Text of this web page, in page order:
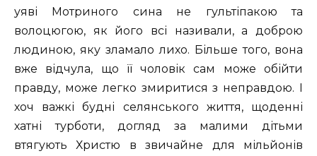
уяві Мотриного сина не гультіпакою та
волоцюгою, як його всі називали, а доброю
людиною, яку зламало лихо. Більше того, вона
вже відчула, що її чоловік сам може обійти
правду, може легко змиритися з неправдою. І
хоч важкі будні селянського життя, щоденні
хатні турботи, догляд за малими дітьми
втягують Христю в звичайне для мільйонів